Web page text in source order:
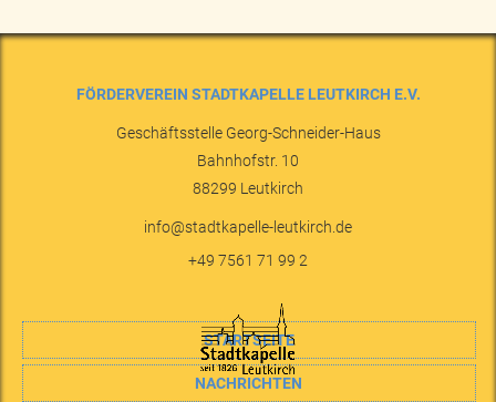
FÖRDERVEREIN STADTKAPELLE LEUTKIRCH E.V.
Geschäftsstelle Georg-Schneider-Haus
Bahnhofstr. 10
88299 Leutkirch
info@stadtkapelle-leutkirch.de
+49 7561 71 99 2
STARTSEITE
NACHRICHTEN